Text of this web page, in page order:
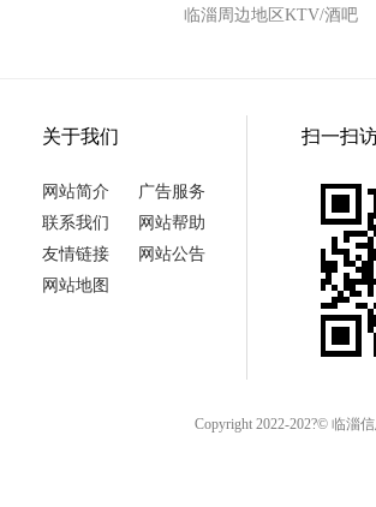
临淄周边地区KTV/酒吧
关于我们
网站简介
广告服务
联系我们
网站帮助
友情链接
网站公告
网站地图
扫一扫
Copyright 2022-202?© 临淄